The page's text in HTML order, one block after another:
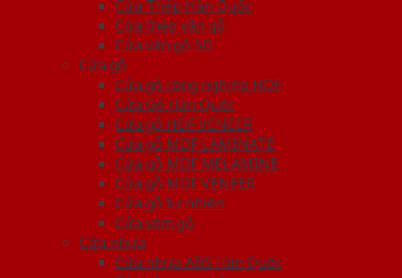
Cửa Thép Hàn Quốc
Cửa thép vân gỗ
Cửa vân gỗ 5D
Cửa gỗ
Cửa gỗ công nghiệp HDF
Cửa Gỗ Hàn Quốc
Cửa gỗ HDF VENEER
Cửa gỗ MDF LAMINATE
Cửa gỗ MDF MELAMINE
Cửa gỗ MDF VENEER
Cửa gỗ tự nhiên
Cửa vòm gỗ
Cửa nhựa
Cửa nhựa ABS Hàn Quốc